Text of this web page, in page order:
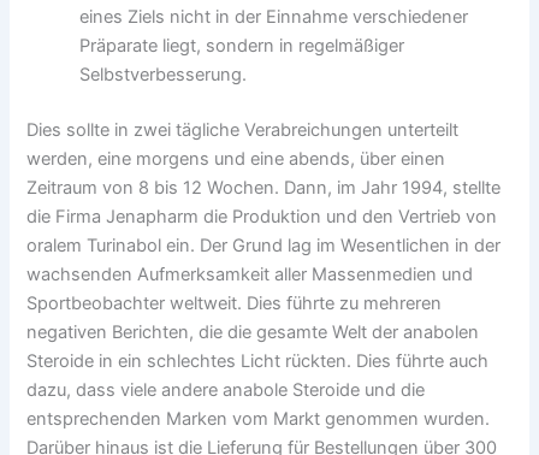
eines Ziels nicht in der Einnahme verschiedener
Präparate liegt, sondern in regelmäßiger
Selbstverbesserung.
Dies sollte in zwei tägliche Verabreichungen unterteilt
werden, eine morgens und eine abends, über einen
Zeitraum von 8 bis 12 Wochen. Dann, im Jahr 1994, stellte
die Firma Jenapharm die Produktion und den Vertrieb von
oralem Turinabol ein. Der Grund lag im Wesentlichen in der
wachsenden Aufmerksamkeit aller Massenmedien und
Sportbeobachter weltweit. Dies führte zu mehreren
negativen Berichten, die die gesamte Welt der anabolen
Steroide in ein schlechtes Licht rückten. Dies führte auch
dazu, dass viele andere anabole Steroide und die
entsprechenden Marken vom Markt genommen wurden.
Darüber hinaus ist die Lieferung für Bestellungen über 300